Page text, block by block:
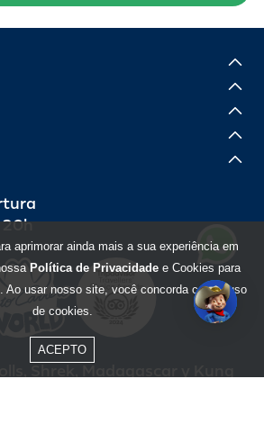
20h
aprimorar ainda mais a sua experiência em
Política de Privacidade e Cookies para
Ao usar nosso site, você concorda com o uso
de cookies.
ACEPTO